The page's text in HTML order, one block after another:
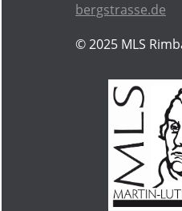
bergstrasse.de
© 2025MLS